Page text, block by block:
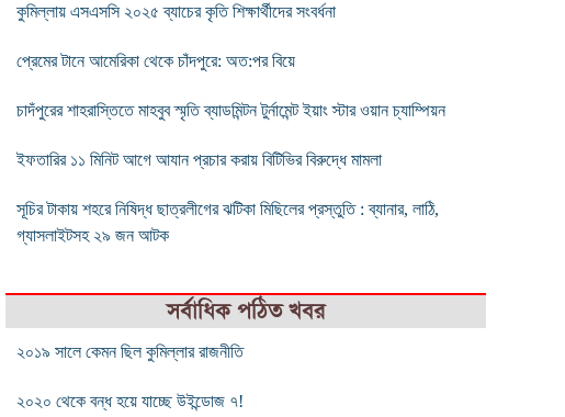
কুমিল্লায় এসএসসি ২০২৫ ব্যাচের কৃতি শিক্ষার্থীদের সংবর্ধনা
প্রেমের টানে আমেরিকা থেকে চাঁদপুরে: অত:পর বিয়ে
চাদঁপুরের শাহরাস্তিতে মাহবুব স্মৃতি ব্যাডমিন্টন টুর্নামেন্ট ইয়াং স্টার ওয়ান চ্যাম্পিয়ন
ইফতারির ১১ মিনিট আগে আযান প্রচার করায় বিটিভির বিরুদ্ধে মামলা
সূচির টাকায় শহরে নিষিদ্ধ ছাত্রলীগের ঝটিকা মিছিলের প্রস্তুতি : ব্যানার, লাঠি,
গ্যাসলাইটসহ ২৯ জন আটক
সর্বাধিক পঠিত খবর
২০১৯ সালে কেমন ছিল কুমিল্লার রাজনীতি
২০২০ থেকে বন্ধ হয়ে যাচ্ছে উইন্ডোজ ৭!